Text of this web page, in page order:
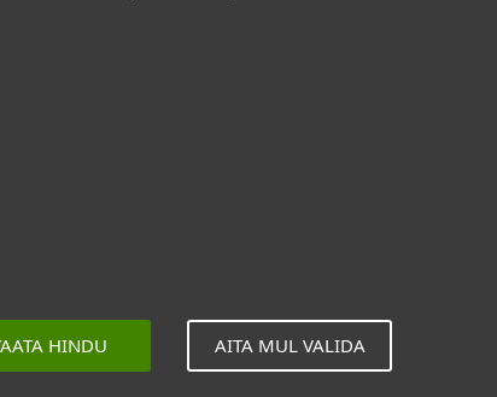
HINDU AITA MUL VALIDA